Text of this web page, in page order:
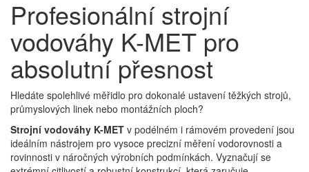
Profesionální strojní
vodováhy K-MET pro
absolutní přesnost
Hledáte spolehlivé měřidlo pro dokonalé ustavení těžkých strojů,
průmyslových linek nebo montážních ploch?
Strojní vodováhy K-MET v podélném i rámovém provedení jsou
ideálním nástrojem pro vysoce precizní měření vodorovnosti a
rovinnosti v náročných výrobních podmínkách. Vyznačují se